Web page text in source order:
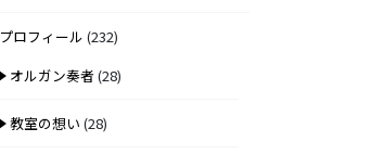
プロフィール (232)
オルガン奏者 (28)
教室の想い (28)